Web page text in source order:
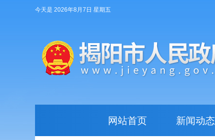
今天是 2026年8月7日 星期五
网站首页 新闻动态